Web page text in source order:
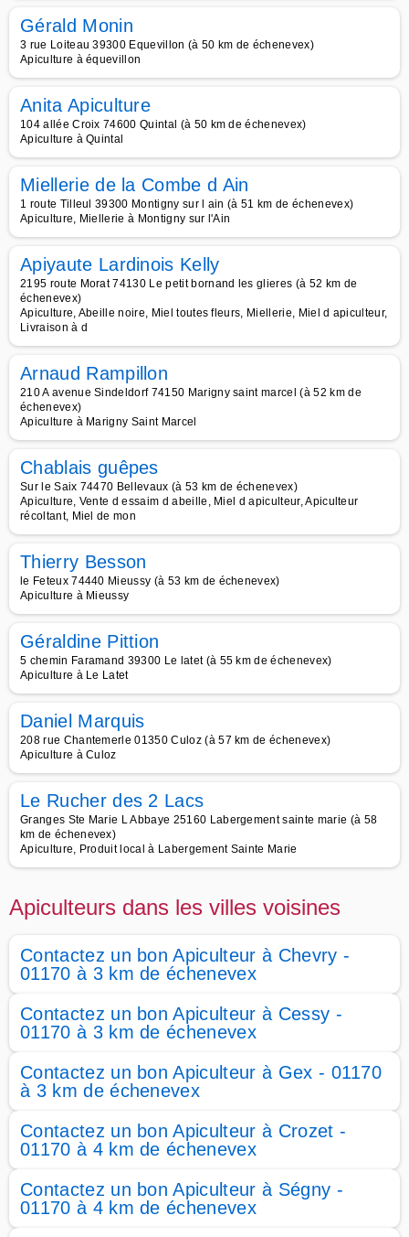
Gérald Monin
3 rue Loiteau 39300 Equevillon (à 50 km de échenevex)
Apiculture à équevillon
Anita Apiculture
104 allée Croix 74600 Quintal (à 50 km de échenevex)
Apiculture à Quintal
Miellerie de la Combe d Ain
1 route Tilleul 39300 Montigny sur l ain (à 51 km de échenevex)
Apiculture, Miellerie à Montigny sur l'Ain
Apiyaute Lardinois Kelly
2195 route Morat 74130 Le petit bornand les glieres (à 52 km de
échenevex)
Apiculture, Abeille noire, Miel toutes fleurs, Miellerie, Miel d apiculteur,
Livraison à d
Arnaud Rampillon
210 A avenue Sindeldorf 74150 Marigny saint marcel (à 52 km de
échenevex)
Apiculture à Marigny Saint Marcel
Chablais guêpes
Sur le Saix 74470 Bellevaux (à 53 km de échenevex)
Apiculture, Vente d essaim d abeille, Miel d apiculteur, Apiculteur
récoltant, Miel de mon
Thierry Besson
le Feteux 74440 Mieussy (à 53 km de échenevex)
Apiculture à Mieussy
Géraldine Pittion
5 chemin Faramand 39300 Le latet (à 55 km de échenevex)
Apiculture à Le Latet
Daniel Marquis
208 rue Chantemerle 01350 Culoz (à 57 km de échenevex)
Apiculture à Culoz
Le Rucher des 2 Lacs
Granges Ste Marie L Abbaye 25160 Labergement sainte marie (à 58
km de échenevex)
Apiculture, Produit local à Labergement Sainte Marie
Apiculteurs dans les villes voisines
Contactez un bon Apiculteur à Chevry -
01170 à 3 km de échenevex
Contactez un bon Apiculteur à Cessy -
01170 à 3 km de échenevex
Contactez un bon Apiculteur à Gex - 01170
à 3 km de échenevex
Contactez un bon Apiculteur à Crozet -
01170 à 4 km de échenevex
Contactez un bon Apiculteur à Ségny -
01170 à 4 km de échenevex